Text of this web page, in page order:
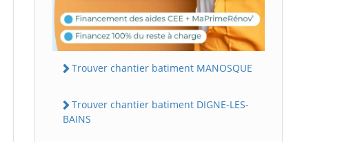
Trouver chantier batiment MANOSQUE
Trouver chantier batiment DIGNE-LES-
BAINS